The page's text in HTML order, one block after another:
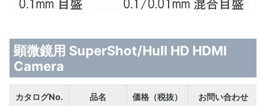
顕微鏡用 SuperShot/Hull HD HDMI
Camera
カタログNo. 品名 価格（税抜） お問い合わせ